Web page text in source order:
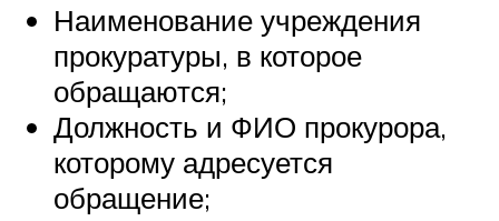
Наименование учреждения
прокуратуры, в которое
обращаются;
Должность и ФИО прокурора,
которому адресуется
обращение;